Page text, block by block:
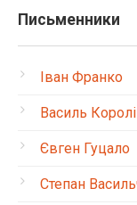
Письменники
Іван Франко
Василь
Євген Гуцало
Степан